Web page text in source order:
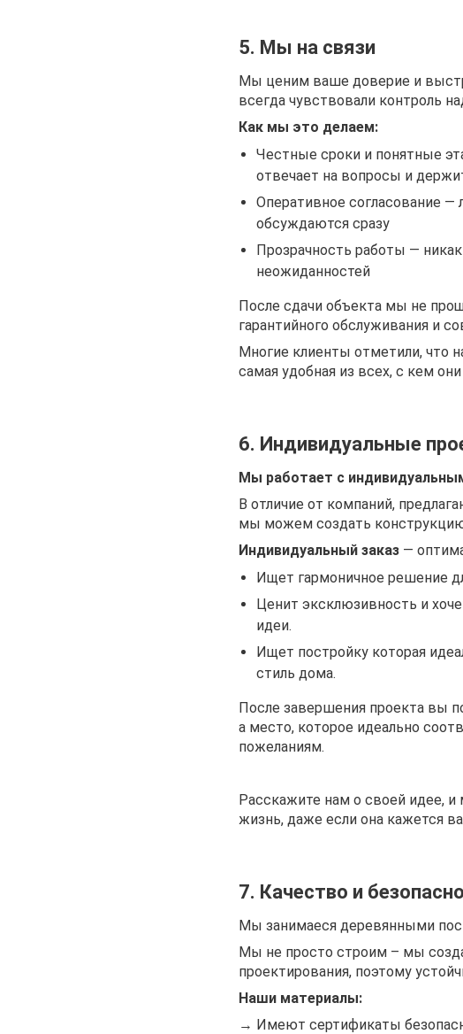
5. Мы на связи
Мы ценим ваше доверие и
всегда чувствовали контроль
Как мы это делаем:
Честные сроки и понятные
отвечает на вопросы и
Оперативное согласование
обсуждаются сразу
Прозрачность работы —
неожиданностей
После сдачи объекта мы не
гарантийного обслуживания и
Многие клиенты отметили, что
самая удобная из всех, с кем они
6. Индивидуальные
Мы работает с
В отличие от компаний,
мы можем создать конструкцию
Индивидуальный заказ —
Ищет гармоничное решение
Ценит эксклюзивность и
идеи.
Ищет постройку которая
стиль дома.
После завершения проекта вы
а место, которое идеально
пожеланиям.
Расскажите нам о своей идее,
жизнь, даже если она кажется
7. Качество и
Мы занимаеся деревянными
Мы не просто строим – мы
проектирования, поэтому
Наши материалы:
→ Имеют сертификаты